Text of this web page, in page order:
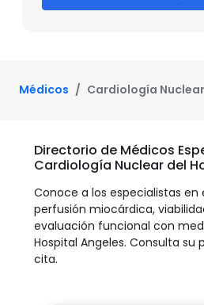
Médicos Cardiología Nuclear
Directorio de Médicos
Cardiología Nuclear del
Conoce a los especialistas en
perfusión miocárdica,
evaluación funcional con
Hospital Angeles. Consulta su
cita.